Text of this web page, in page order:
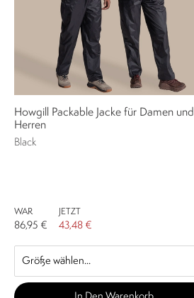
Howgill Packable Jacke für Damen und
Herren
Black
WAR
86,95 €
JETZT
43,48 €